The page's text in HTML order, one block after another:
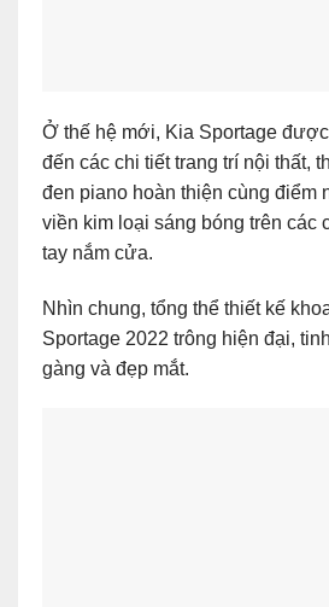
Ở thế hệ mới, Kia Sportage
đến các chi tiết trang trí nội thất,
đen piano hoàn thiện cùng điểm
viền kim loại sáng bóng trên các
tay nắm cửa.
Nhìn chung, tổng thể thiết kế
Sportage 2022 trông hiện đại,
gàng và đẹp mắt.